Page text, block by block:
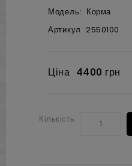
Модель: Корма
Артикул 2550100
Ціна 4400 грн
Кількість